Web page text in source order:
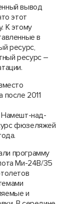
вывод
этот
К этому
в
ресурс,
ресурс –
после 2011
Намешт-над-
фюзеляжей
программу
Ми-24В/35
и